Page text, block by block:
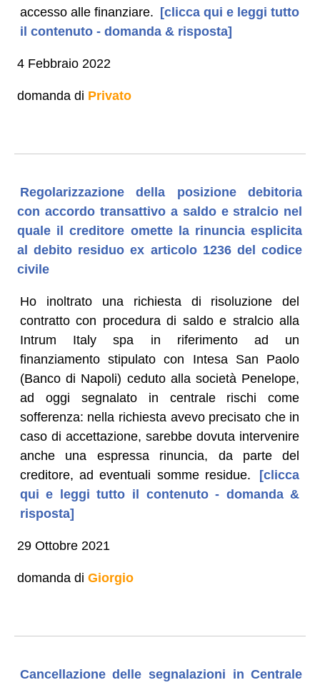
accesso alle finanziare. [clicca qui e leggi tutto
il contenuto - domanda & risposta]
4 Febbraio 2022
domanda di Privato
Regolarizzazione della posizione debitoria
con accordo transattivo a saldo e stralcio nel
quale il creditore omette la rinuncia esplicita
al debito residuo ex articolo 1236 del codice
civile
Ho inoltrato una richiesta di risoluzione del
contratto con procedura di saldo e stralcio alla
Intrum Italy spa in riferimento ad un
finanziamento stipulato con Intesa San Paolo
(Banco di Napoli) ceduto alla società Penelope,
ad oggi segnalato in centrale rischi come
sofferenza: nella richiesta avevo precisato che in
caso di accettazione, sarebbe dovuta intervenire
anche una espressa rinuncia, da parte del
creditore, ad eventuali somme residue.
[clicca
qui e leggi tutto il contenuto - domanda &
risposta]
29 Ottobre 2021
domanda di Giorgio
Cancellazione delle segnalazioni in Centrale